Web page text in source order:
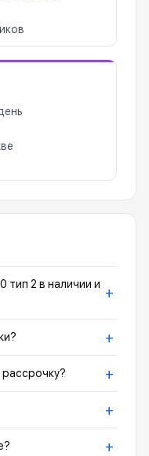
тип 2 в наличии и +
+
+
+
+